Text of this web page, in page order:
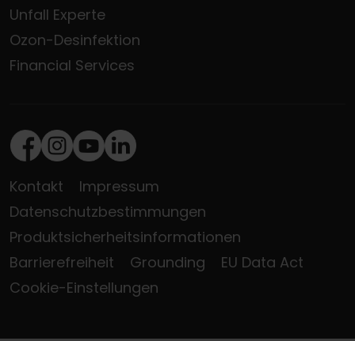
Unfall Experte
Ozon-Desinfektion
Financial Services
Facebook
Instagram
Youtube
LinkedIn
Kontakt
Impressum
Datenschutzbestimmungen
Produktsicherheitsinformationen
Barrierefreiheit
Grounding
EU Data Act
Cookie-Einstellungen